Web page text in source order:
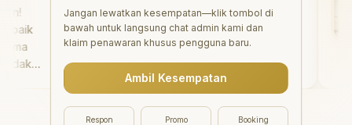
"Aesthetic Pondok Indah
menawarkan perawatan gigi
yang luar biasa untuk semua
orang. Dokter giginya
profesional, ramah, dan
meluangkan waktu untuk
mengedukasi pasien tentang
Jangan lewatkan kesempatan—klik tombol di
bawah untuk langsung chat admin kami dan
klaim penawaran khusus pengguna baru.
Ambil Kesempatan
Respon
Promo
Booking